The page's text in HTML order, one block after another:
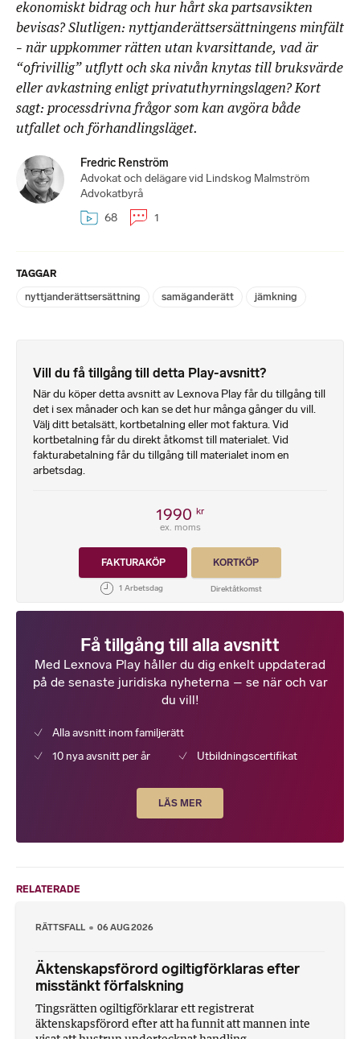
ekonomiskt bidrag och hur hårt ska partsavsikten
bevisas? Slutligen: nyttjanderättsersättningens minfält
– när uppkommer rätten utan kvarsittande, vad är
“ofrivillig” utflytt och ska nivån knytas till bruksvärde
eller avkastning enligt privatuthyrningslagen? Kort
sagt: processdrivna frågor som kan avgöra både
utfallet och förhandlingsläget.
Fredric Renström
Advokat och delägare vid Lindskog Malmström
Advokatbyrå
68
1
TAGGAR
nyttjanderättsersättning samäganderätt jämkning
Vill du få tillgång till detta Play-avsnitt?
När du köper detta avsnitt av Lexnova Play får du tillgång till
det i sex månader och kan se det hur många gånger du vill.
Välj ditt betalsätt, kortbetalning eller mot faktura. Vid
kortbetalning får du direkt åtkomst till materialet. Vid
fakturabetalning får du tillgång till materialet inom en
arbetsdag.
1990 kr
ex. moms
FAKTURAKÖP KORTKÖP
Få tillgång till alla avsnitt
Med Lexnova Play håller du dig enkelt uppdaterad
på de senaste juridiska nyheterna – se när och var
du vill!
Alla avsnitt inom familjerätt
10 nya avsnitt per år
Utbildningscertifikat
LÄS MER
RELATERADE
RÄTTSFALL 06 AUG 2026
Äktenskapsförord ogiltigförklaras efter
misstänkt förfalskning
Tingsrätten ogiltigförklarar ett registrerat
äktenskapsförord efter att ha funnit att mannen inte